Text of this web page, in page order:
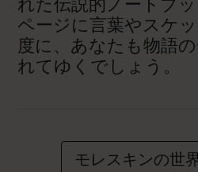
ページに言葉やスケ
度に、あなたも物語
れてゆくでしょう。
モレスキンの世